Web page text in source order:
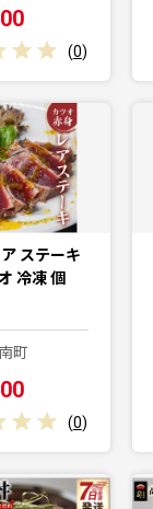
(0)
ステーキ
冷凍 個
町
(0)